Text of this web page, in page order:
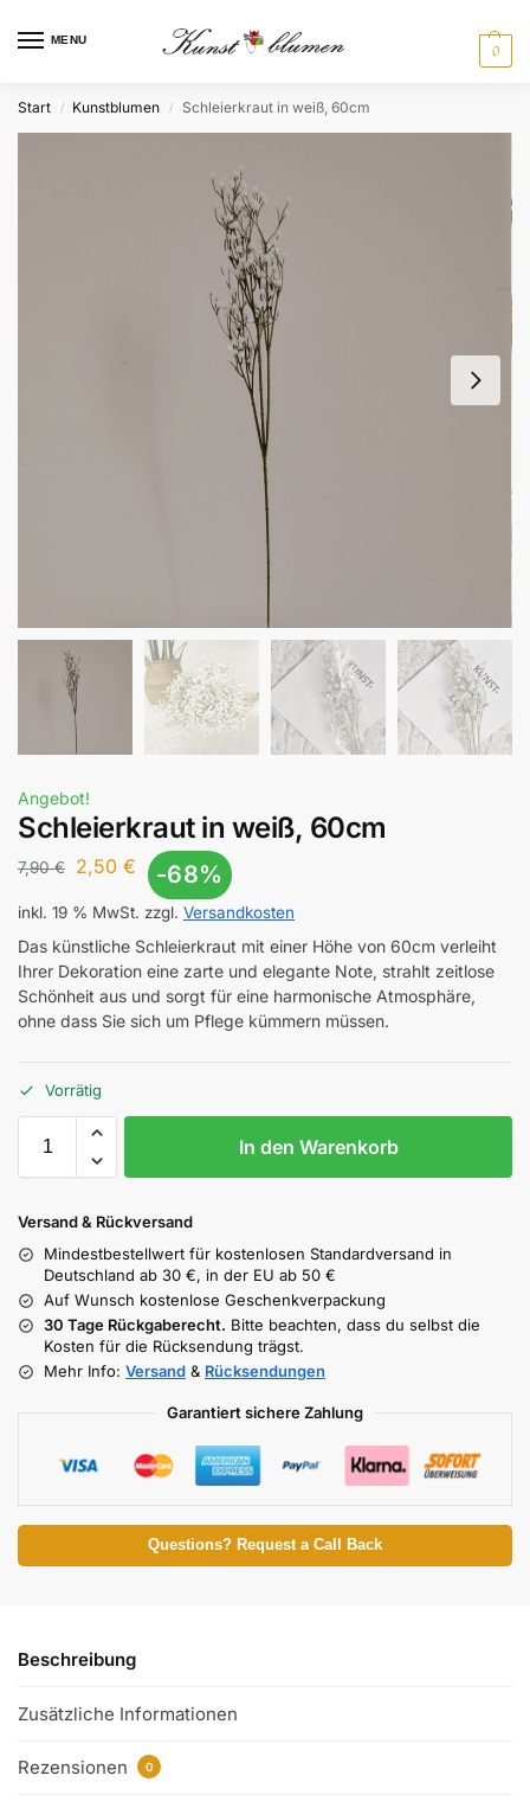
MENU
0
Start / Kunstblumen / Schleierkraut in weiß, 60cm
Angebot!
Schleierkraut in weiß, 60cm
7,90€ 2,50 € -68%
inkl. 19 % MwSt. zzgl. Versandkosten
Das künstliche Schleierkraut mit einer Höhe von 60cm verleiht
Ihrer Dekoration eine zarte und elegante Note, strahlt zeitlose
Schönheit aus und sorgt für eine harmonische Atmosphäre,
ohne dass Sie sich um Pflege kümmern müssen.
Vorrätig
In den Warenkorb
Versand & Rückversand
Mindestbestellwert für kostenlosen Standardversand in
Deutschland ab 30 €, in der EU ab 50 €
Auf Wunsch kostenlose Geschenkverpackung
30 Tage Rückgaberecht. Bitte beachten, dass du selbst die
Kosten für die Rücksendung trägst.
Mehr Info: Versand & Rücksendungen
Garantiert sichere Zahlung
Questions? Request a Call Back
Beschreibung
Zusätzliche Informationen
Rezensionen 0